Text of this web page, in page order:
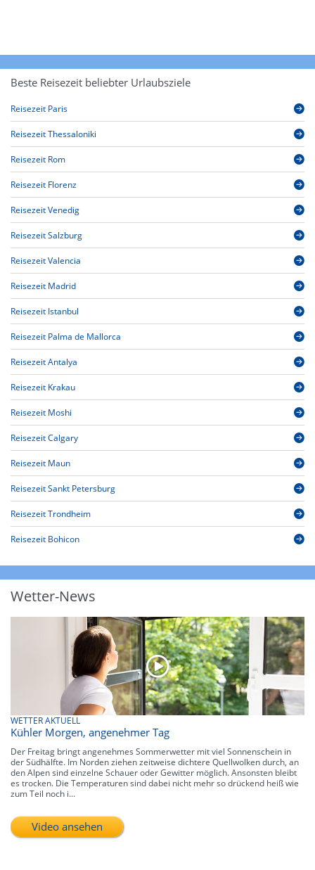
Beste Reisezeit beliebter Urlaubsziele
Reisezeit Paris
Reisezeit Thessaloniki
Reisezeit Rom
Reisezeit Florenz
Reisezeit Venedig
Reisezeit Salzburg
Reisezeit Valencia
Reisezeit Madrid
Reisezeit Istanbul
Reisezeit Palma de Mallorca
Reisezeit Antalya
Reisezeit Krakau
Reisezeit Moshi
Reisezeit Calgary
Reisezeit Maun
Reisezeit Sankt Petersburg
Reisezeit Trondheim
Reisezeit Bohicon
Wetter-News
WETTER AKTUELL
Kühler Morgen, angenehmer Tag
Der Freitag bringt angenehmes Sommerwetter mit viel Sonnenschein in
der Südhälfte. Im Norden ziehen zeitweise dichtere Quellwolken durch, an
den Alpen sind einzelne Schauer oder Gewitter möglich. Ansonsten bleibt
es trocken. Die Temperaturen sind dabei nicht mehr so drückend heiß wie
zum Teil noch i...
Video ansehen